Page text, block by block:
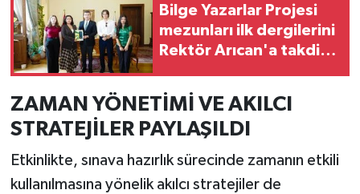
Bilge Yazarlar Projesi
mezunları ilk dergilerini
Rektör Arıcan'a takdim
ZAMAN YÖNETİMİ VE AKILCI
STRATEJİLER PAYLAŞILDI
Etkinlikte, sınava hazırlık sürecinde zamanın etkili
kullanılmasına yönelik akılcı stratejiler de